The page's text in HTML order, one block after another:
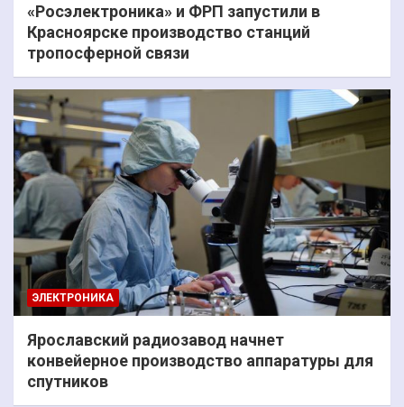
«Росэлектроника» и ФРП запустили в
Красноярске производство станций
тропосферной связи
ЭЛЕКТРОНИКА
Ярославский радиозавод начнет
конвейерное производство аппаратуры для
спутников